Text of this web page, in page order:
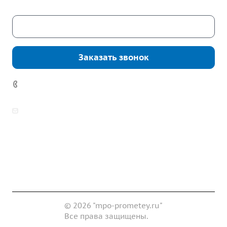
Заказать звонок
© 2026 "mpo-prometey.ru"
Все права защищены.